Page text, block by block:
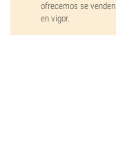
ofrecemos se
en vigor.